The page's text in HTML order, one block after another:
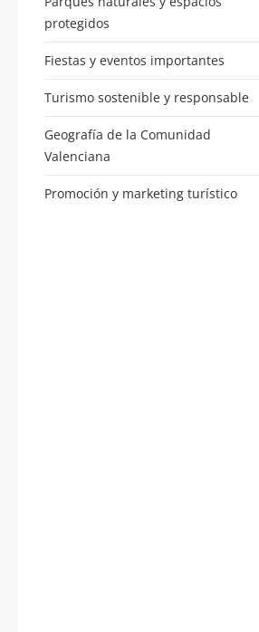
protegidos
Fiestas y eventos importantes
Turismo sostenible y responsable
Geografía de la Comunidad
Valenciana
Promoción y marketing turístico